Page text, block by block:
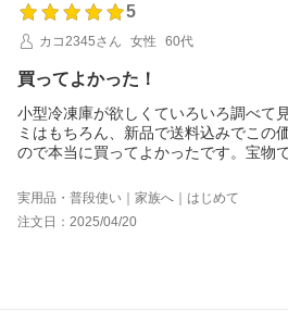
5
カコ2345さん
女性 60代
買ってよかった！
小型冷凍庫が欲しくていろいろ調べて
ミはもちろん、新品で送料込みでこの
ので本当に買ってよかったです。宝物
実用品・普段使い｜家族へ｜はじめて
注文日：2025/04/20